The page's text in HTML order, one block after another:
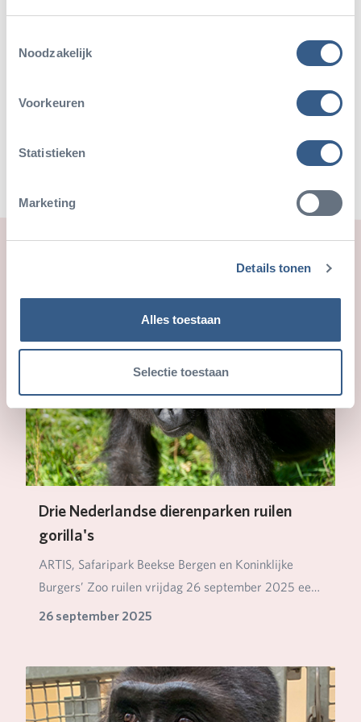
Noodzakelijk
Voorkeuren
Statistieken
Marketing
Details tonen
Alles toestaan
Selectie toestaan
Deel op WhatsApp
Kopieer link
Drie Nederlandse dierenparken ruilen
gorilla's
ARTIS, Safaripark Beekse Bergen en Koninklijke
Burgers’ Zoo ruilen vrijdag 26 september 2025 een
aan…
26 september 2025